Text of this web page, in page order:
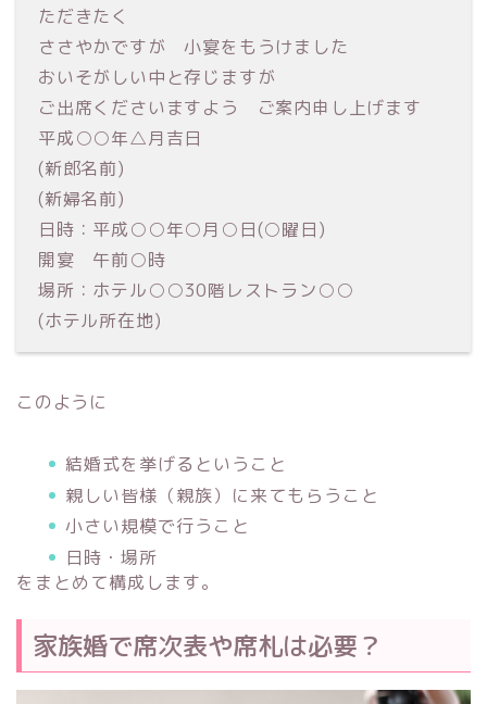
ただきたく
ささやかですが 小宴をもうけました
おいそがしい中と存じますが
ご出席くださいますよう ご案内申し上げます
平成○○年△月吉日
(新郎名前)
(新婦名前)
日時：平成○○年○月○日(○曜日)
開宴 午前○時
場所：ホテル○○30階レストラン○○
(ホテル所在地)
このように
結婚式を挙げるということ
親しい皆様（親族）に来てもらうこと
小さい規模で行うこと
日時・場所
をまとめて構成します。
家族婚で席次表や席札は必要？